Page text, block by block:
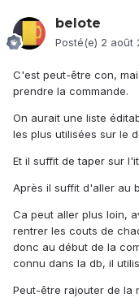
belote
Posté(e) 2 août
C'est peut-être con,
prendre la commande.
On aurait une liste
les plus utilisées sur le
Et il suffit de taper sur
Après il suffit d'aller au
Ca peut aller plus loin,
rentrer les couts de
donc au début de la
connu dans la db, il
Peut-être rajouter de la